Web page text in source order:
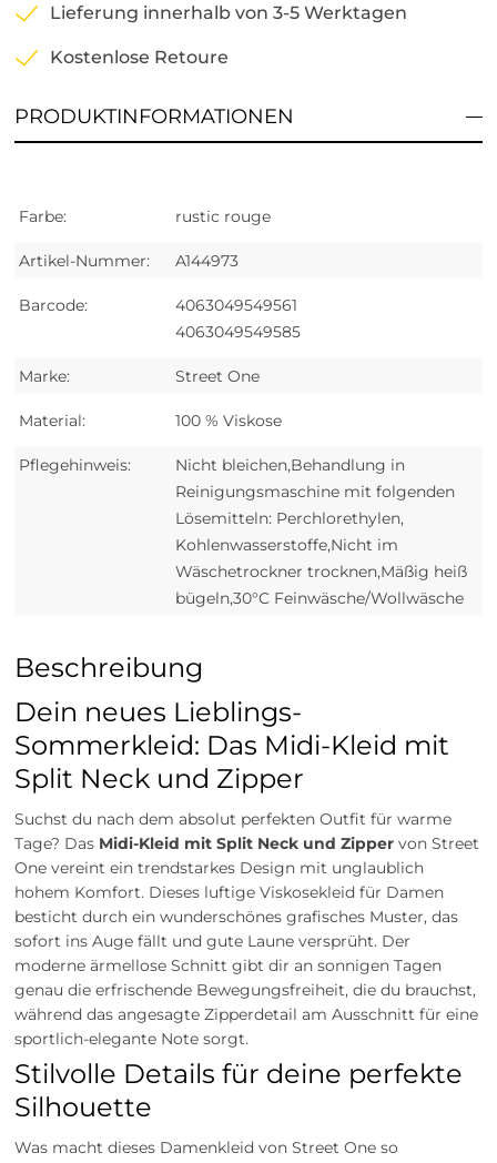
Lieferung innerhalb von 3-5 Werktagen
Kostenlose Retoure
PRODUKTINFORMATIONEN
Farbe: rustic rouge
Artikel-Nummer: A144973
Barcode:
4063049549561
4063049549585
Marke: Street One
Material: 100 % Viskose
Pflegehinweis:
Nicht bleichen,Behandlung in
Reinigungsmaschine mit folgenden
Lösemitteln: Perchlorethylen,
Kohlenwasserstoffe,Nicht im
Wäschetrockner trocknen,Mäßig heiß
bügeln,30°C Feinwäsche/Wollwäsche
Beschreibung
Dein neues Lieblings-
Sommerkleid: Das Midi-Kleid mit
Split Neck und Zipper
Suchst du nach dem absolut perfekten Outfit für warme
Tage? Das Midi-Kleid mit Split Neck und Zipper von Street
One vereint ein trendstarkes Design mit unglaublich
hohem Komfort. Dieses luftige Viskosekleid für Damen
besticht durch ein wunderschönes grafisches Muster, das
sofort ins Auge fällt und gute Laune versprüht. Der
moderne ärmellose Schnitt gibt dir an sonnigen Tagen
genau die erfrischende Bewegungsfreiheit, die du brauchst,
während das angesagte Zipperdetail am Ausschnitt für eine
sportlich-elegante Note sorgt.
Stilvolle Details für deine perfekte
Silhouette
Was macht dieses Damenkleid von Street One so